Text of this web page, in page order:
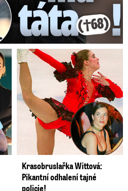
Krasobruslařka Wittová:
Pikantní odhalení tajné
policie!